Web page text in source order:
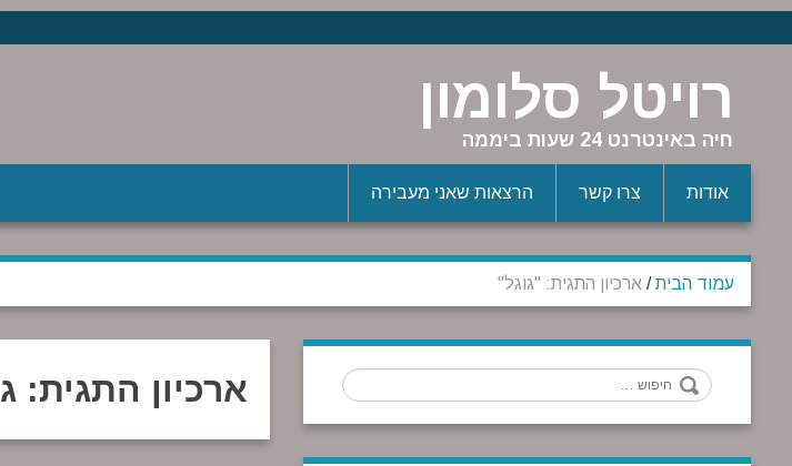
רויטל סלומון
חיה באינטרנט 24 שעות ביממה
אודות צרו קשר הרצאות שאני מעבירה
עמוד הבית / ארכיון התגית: "גוגל"
ארכיון התגית: חיפוש